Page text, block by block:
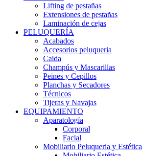
Lifting de pestañas
Extensiones de pestañas
Laminación de cejas
PELUQUERÍA
Acabados
Accesorios peluqueria
Caida
Champús y Mascarillas
Peines y Cepillos
Planchas y Secadores
Técnicos
Tijeras y Navajas
EQUIPAMIENTO
Aparatología
Corporal
Facial
Mobiliario Peluqueria y Estética